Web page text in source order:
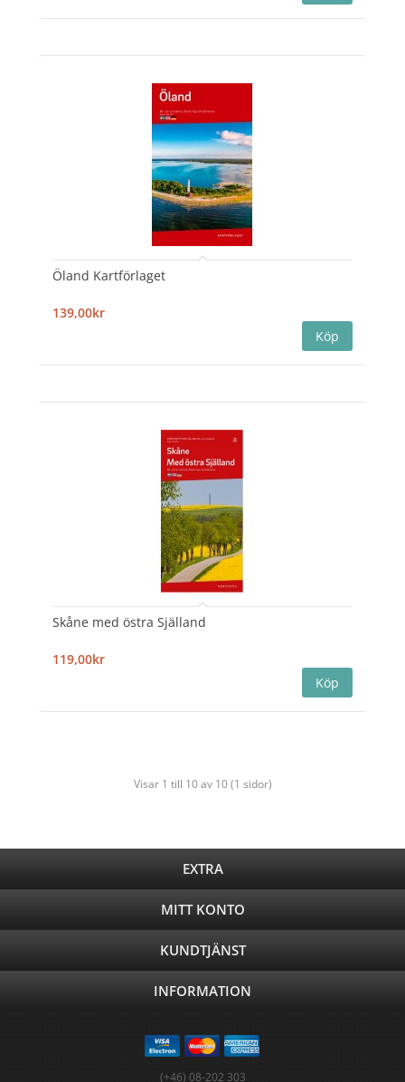
Öland Kartförlaget
139,00kr
Skåne med östra Själland
119,00kr
Visar 1 till 10 av 10 (1 sidor)
EXTRA
MITT KONTO
KUNDTJÄNST
INFORMATION
(+46) 08-202 303